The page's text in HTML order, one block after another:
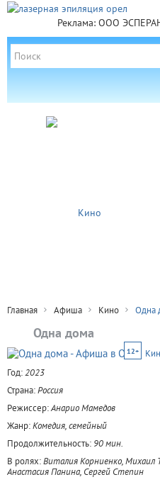
Реклама: ООО
Кино
Главная Афиша Кино Одна
Одна дома
12+
Год:2023
Страна:Россия
Режиссер:Анарио Мамедов
Жанр:Комедия, семейный
Продолжительность: 90 мин.
В ролях:Виталия Корниенко, Михаил
Анастасия Панина, Сергей Степин